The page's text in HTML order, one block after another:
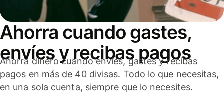
Ahorra cuando gastes,
envíes y recibas pagos
Ahorra dinero cuando envíes, gastes y recibas
pagos en más de 40 divisas. Todo lo que necesitas,
en una sola cuenta, siempre que lo necesites.